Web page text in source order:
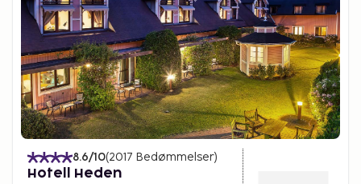
8.6/10(2017 Bedømmelser)
Hotell Heden